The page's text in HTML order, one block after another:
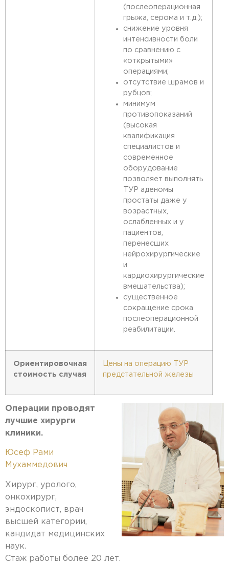
(послеоперационная
грыжа, серома и т.д.);
снижение уровня
интенсивности боли
по сравнению с
«открытыми»
операциями;
отсутствие шрамов и
рубцов;
минимум
противопоказаний
(высокая
квалификация
специалистов и
современное
оборудование
позволяет выполнять
ТУР аденомы
простаты даже у
возрастных,
ослабленных и у
пациентов,
перенесших
нейрохирургические
и
кардиохирургические
вмешательства);
существенное
сокращение срока
послеоперационной
реабилитации.
Ориентировочная
стоимость случая
Цены на операцию ТУР
предстательной железы
Операции проводят
лучшие хирурги
клиники.
Юсеф Рами
Мухаммедович
Хирург, уролого,
онкохирург,
эндоскопист, врач
высшей категории,
кандидат медицинских
наук.
Стаж работы более 20 лет.